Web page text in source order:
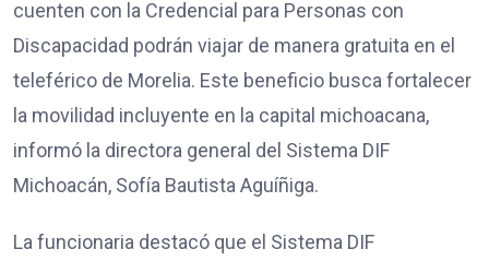
cuenten con la Credencial para Personas con
Discapacidad podrán viajar de manera gratuita en el
teleférico de Morelia. Este beneficio busca fortalecer
la movilidad incluyente en la capital michoacana,
informó la directora general del Sistema DIF
Michoacán, Sofía Bautista Aguíñiga.
La funcionaria destacó que el Sistema DIF